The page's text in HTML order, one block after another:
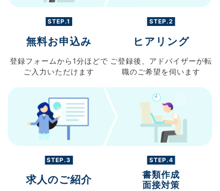
STEP.1
無料お申込み
登録フォームから 1分ほどで
ご入力 いただけます
STEP.2
ヒアリング
ご登録後、 アドバイザーが転
職のご希望を伺います
STEP.3
求人のご紹介
STEP.4
書類作成
面接対策